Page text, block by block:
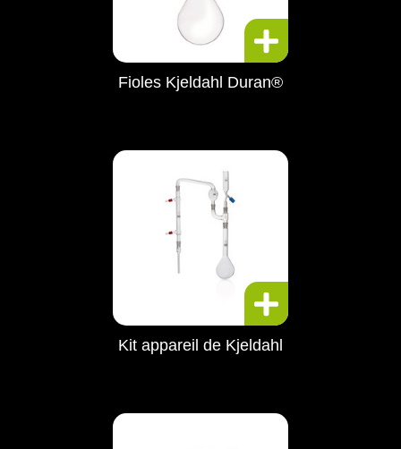
Fioles Kjeldahl Duran®
Kit appareil de Kjeldahl